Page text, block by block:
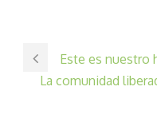
Este es nuestro
La comunidad